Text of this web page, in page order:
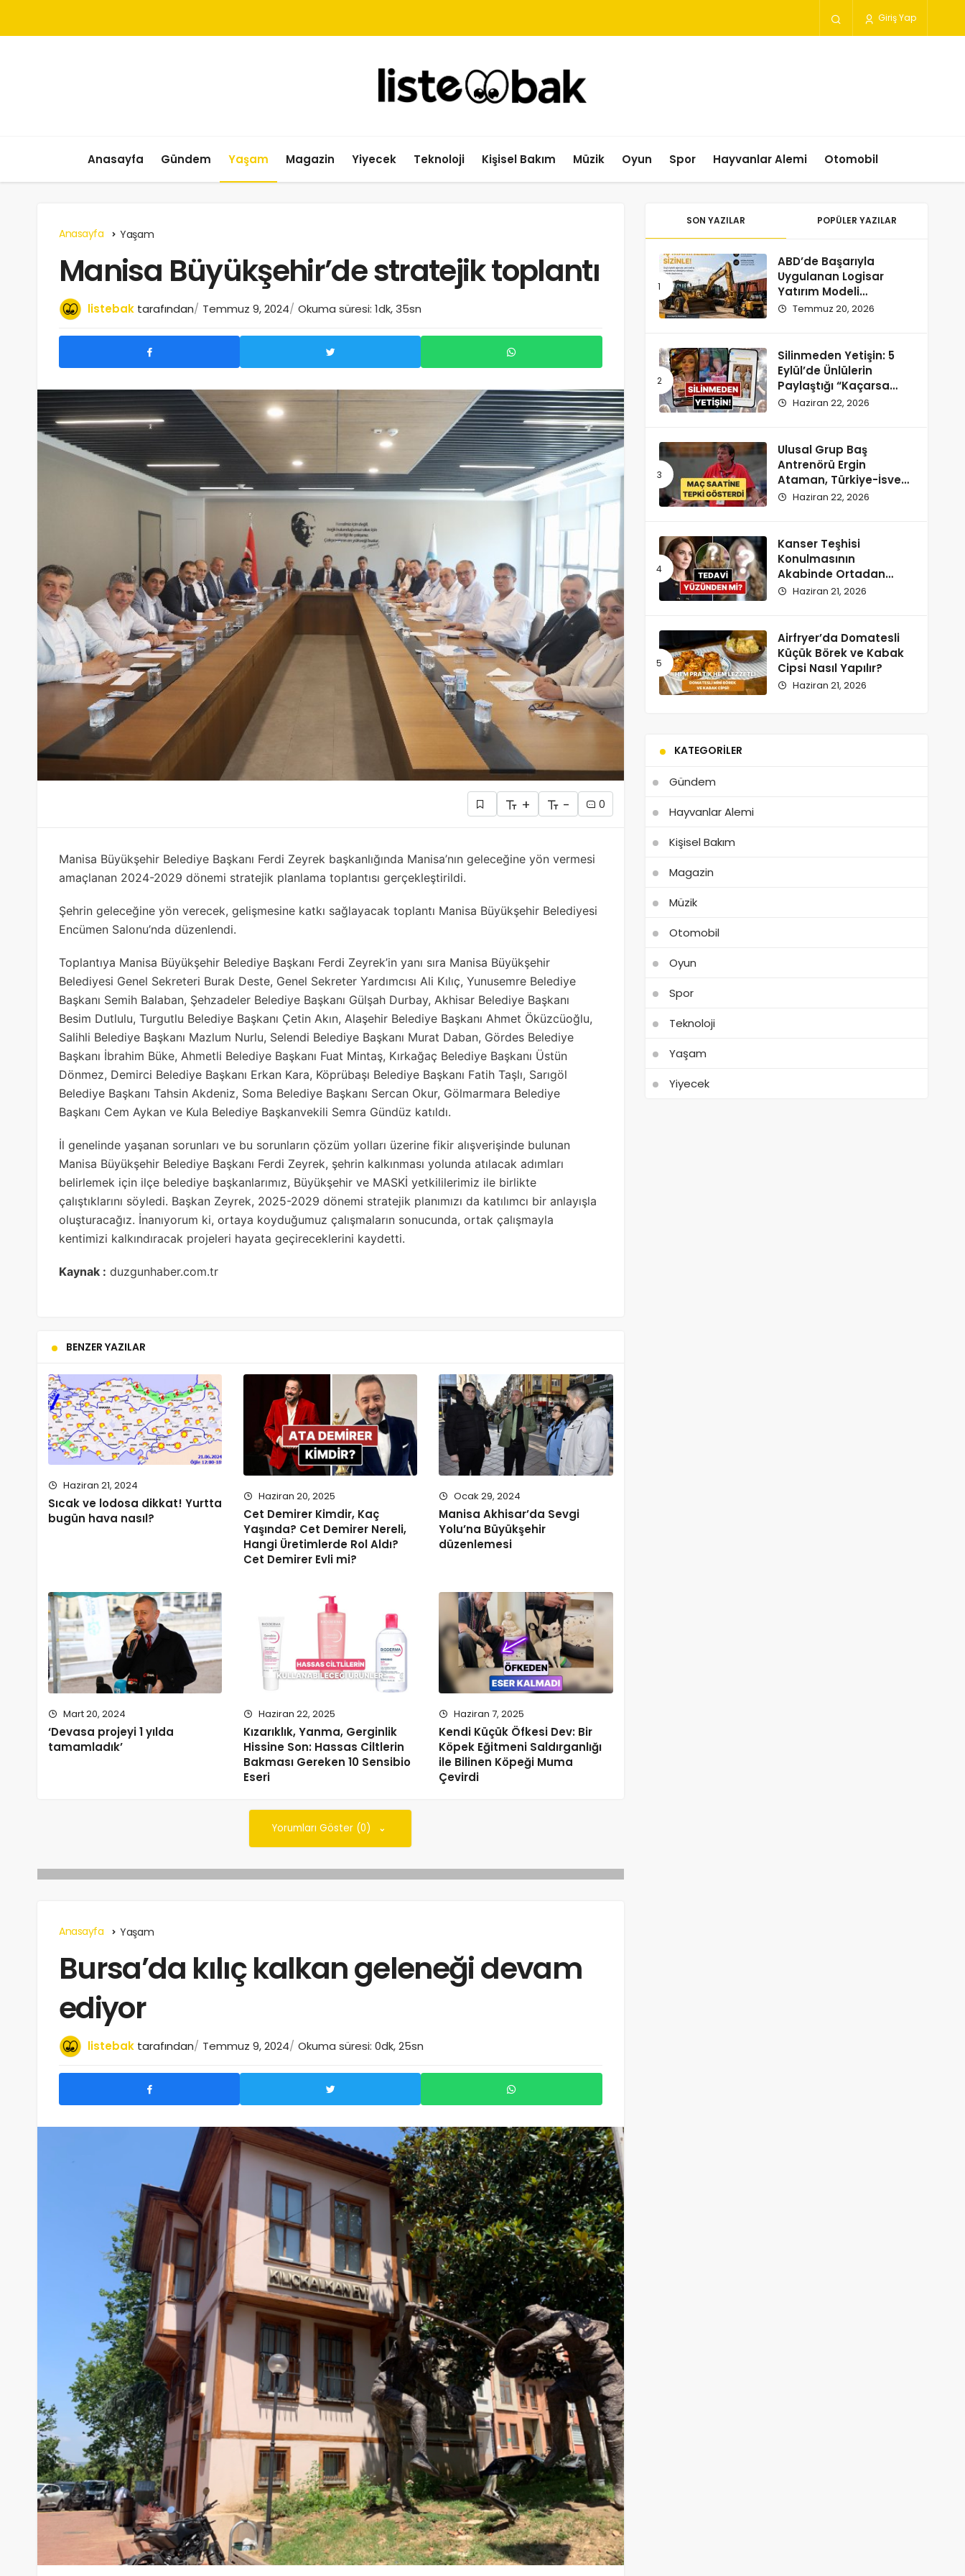
Giriş Yap
Anasayfa Gündem Yaşam Magazin Yiyecek Teknoloji Kişisel Bakım Müzik Oyun Spor Hayvanlar Alemi Otomobil
Anasayfa Yaşam
Manisa Büyükşehir’de stratejik toplantı
listebak tarafından Temmuz 9, 2024 Okuma süresi: 1dk, 35sn
+ - 0
Manisa Büyükşehir Belediye Başkanı Ferdi Zeyrek başkanlığında Manisa’nın geleceğine yön vermesi
amaçlanan 2024-2029 dönemi stratejik planlama toplantısı gerçekleştirildi.
Şehrin geleceğine yön verecek, gelişmesine katkı sağlayacak toplantı Manisa Büyükşehir Belediyesi
Encümen Salonu’nda düzenlendi.
Toplantıya Manisa Büyükşehir Belediye Başkanı Ferdi Zeyrek’in yanı sıra Manisa Büyükşehir
Belediyesi Genel Sekreteri Burak Deste, Genel Sekreter Yardımcısı Ali Kılıç, Yunusemre Belediye
Başkanı Semih Balaban, Şehzadeler Belediye Başkanı Gülşah Durbay, Akhisar Belediye Başkanı
Besim Dutlulu, Turgutlu Belediye Başkanı Çetin Akın, Alaşehir Belediye Başkanı Ahmet Öküzcüoğlu,
Salihli Belediye Başkanı Mazlum Nurlu, Selendi Belediye Başkanı Murat Daban, Gördes Belediye
Başkanı İbrahim Büke, Ahmetli Belediye Başkanı Fuat Mintaş, Kırkağaç Belediye Başkanı Üstün
Dönmez, Demirci Belediye Başkanı Erkan Kara, Köprübaşı Belediye Başkanı Fatih Taşlı, Sarıgöl
Belediye Başkanı Tahsin Akdeniz, Soma Belediye Başkanı Sercan Okur, Gölmarmara Belediye
Başkanı Cem Aykan ve Kula Belediye Başkanvekili Semra Gündüz katıldı.
İl genelinde yaşanan sorunları ve bu sorunların çözüm yolları üzerine fikir alışverişinde bulunan
Manisa Büyükşehir Belediye Başkanı Ferdi Zeyrek, şehrin kalkınması yolunda atılacak adımları
belirlemek için ilçe belediye başkanlarımız, Büyükşehir ve MASKİ yetkililerimiz ile birlikte
çalıştıklarını söyledi. Başkan Zeyrek, 2025-2029 dönemi stratejik planımızı da katılımcı bir anlayışla
oluşturacağız. İnanıyorum ki, ortaya koyduğumuz çalışmaların sonucunda, ortak çalışmayla
kentimizi kalkındıracak projeleri hayata geçireceklerini kaydetti.
Kaynak : duzgunhaber.com.tr
BENZER YAZILAR
Haziran 21, 2024
Sıcak ve lodosa dikkat! Yurtta
bugün hava nasıl?
Haziran 20, 2025
Cet Demirer Kimdir, Kaç
Yaşında? Cet Demirer Nereli,
Hangi Üretimlerde Rol Aldı?
Cet Demirer Evli mi?
Ocak 29, 2024
Manisa Akhisar’da Sevgi
Yolu’na Büyükşehir
düzenlemesi
Mart 20, 2024
‘Devasa projeyi 1 yılda
tamamladık’
Haziran 22, 2025
Kızarıklık, Yanma, Gerginlik
Hissine Son: Hassas Ciltlerin
Bakması Gereken 10 Sensibio
Eseri
Haziran 7, 2025
Kendi Küçük Öfkesi Dev: Bir
Köpek Eğitmeni Saldırganlığı
ile Bilinen Köpeği Muma
Çevirdi
Yorumları Göster (0)
Anasayfa Yaşam
Bursa’da kılıç kalkan geleneği devam
ediyor
listebak tarafından Temmuz 9, 2024 Okuma süresi: 0dk, 25sn
SON YAZILAR POPÜLER YAZILAR
ABD’de Başarıyla
Uygulanan Logisar
Yatırım Modeli
Türkiye’ye Geliyor
Temmuz 20, 2026
Silinmeden Yetişin: 5
Eylül’de Ünlülerin
Paylaştığı “Kaçarsa
Yazık Olur” Temalı
Haziran 22, 2026
Ulusal Grup Baş
Antrenörü Ergin
Ataman, Türkiye-İsveç
Maçı Saatine
Haziran 22, 2026
Kanser Teşhisi
Konulmasının
Akabinde Ortadan
Kaybolan Kate
Doğurdu
Haziran 21, 2026
Airfryer’da Domatesli
Küçük Börek ve Kabak
Cipsi Nasıl Yapılır?
Haziran 21, 2026
KATEGORILER
Gündem
Hayvanlar Alemi
Kişisel Bakım
Magazin
Müzik
Otomobil
Oyun
Spor
Teknoloji
Yaşam
Yiyecek